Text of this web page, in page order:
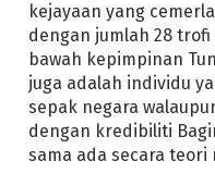
kejayaan yang
dengan jumlah 28
bawah kepimpinan
juga adalah individu
sepak negara
dengan kredibiliti
sama ada secara